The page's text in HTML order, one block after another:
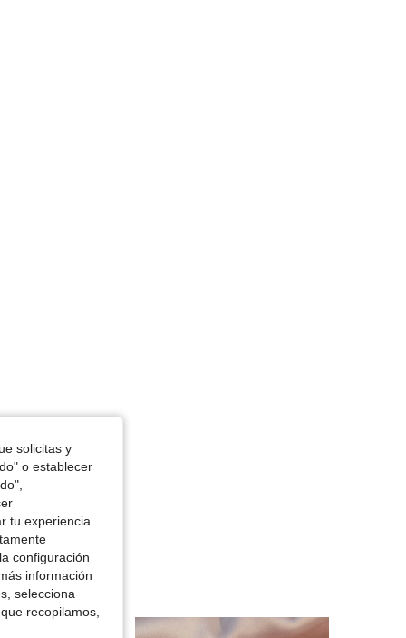
solicitas y
o establecer
tu experiencia
configuración
información
selecciona
recopilamos,